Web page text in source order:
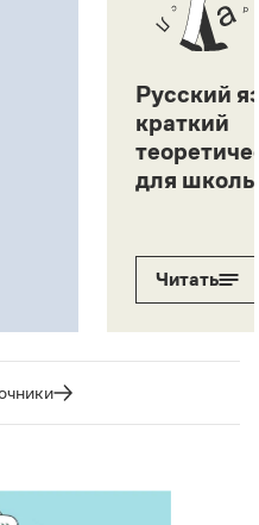
Русский
краткий
для
Читать